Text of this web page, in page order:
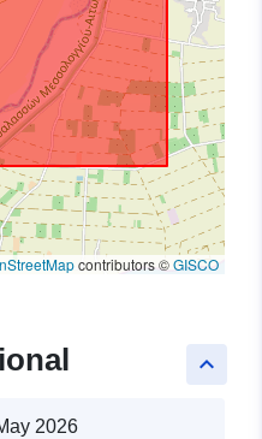
contributors ©GISCO
keyboard_arrow_up
2026